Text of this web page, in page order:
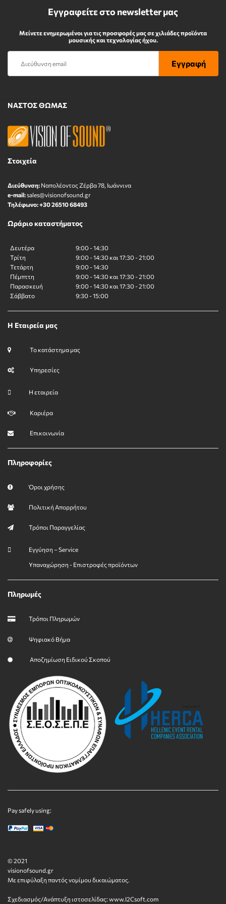
Εγγραφείτε στο newsletter μας
Μείνετε ενημερωμένοι για τις προσφορές μας σε χιλιάδες προϊόντα
μουσικής και τεχνολογίας ήχου.
ΝΑΣΤΟΣ ΘΩΜΑΣ
Στοιχεία
Διεύθυνση: Ναπολέοντος Zέρβα 78, Ιωάννινα
e-mail:sales@visionofsound.gr
Τηλέφωνο:+30 26510 68493
Ωράριο καταστήματος
Δευτέρα
9:00 - 14:30
Τρίτη
9:00 - 14:30 και 17:30 - 21:00
Τετάρτη
9:00 - 14:30
Πέμπττη
9:00 - 14:30 και 17:30 - 21:00
Παρασκευή
9:00 - 14:30 και 17:30 - 21:00
Σάββατο
9:30 - 15:00
Η Εταιρεία μας
Το κατάστημα μας
Υπηρεσίες
Η εταιρεία
Καριέρα
Επικοινωνία
Πληροφορίες
Όροι χρήσης
Πολιτική Απορρήτου
Τρόποι Παραγγελίας
Εγγύηση – Service
Υπαναχώρηση - Επιστροφές προϊόντων
Πληρωμές
Τρόποι Πληρωμών
Ψηφιακό Βήμα
Αποζημίωση Ειδικού Σκοπού
© 2021
visionofsound.gr
Με επιφύλαξη παντός νομίμου δικαιώματος.
Σχεδιασμός/Ανάπτυξη ιστοσελίδας:www.I2Csoft.com
Pay safely using: